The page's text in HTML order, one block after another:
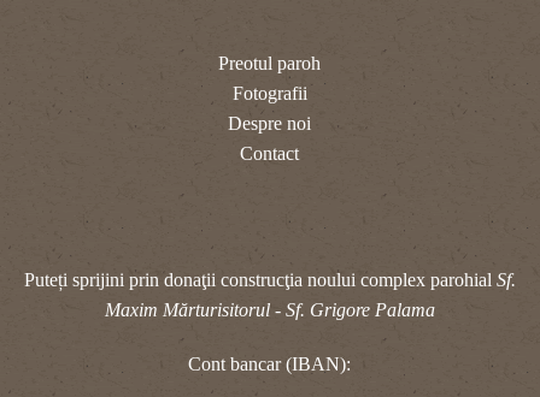
Preotul paroh
Fotografii
Despre noi
Contact
Puteți sprijini prin donaţii construcţia noului complex parohial Sf.
Maxim Mărturisitorul - Sf. Grigore Palama
Cont bancar (IBAN):